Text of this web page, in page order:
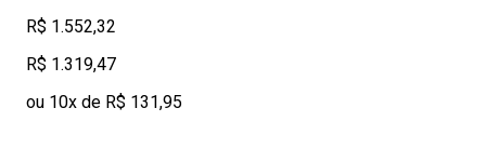
R$ 1.552,32
R$ 1.319,47
ou 10x de R$ 131,95